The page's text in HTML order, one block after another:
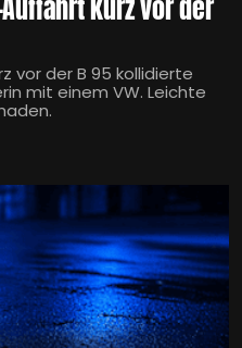
kurz vor der
vor der B 95 kollidierte
mit einem VW. Leichte